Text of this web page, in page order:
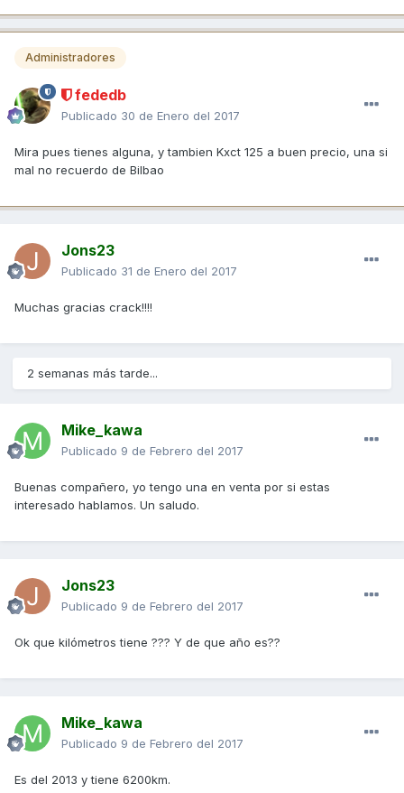
Administradores
fededb
Publicado 30 de Enero del 2017
Mira pues tienes alguna, y tambien Kxct 125 a buen precio, una si
mal no recuerdo de Bilbao
Jons23
Publicado 31 de Enero del 2017
Muchas gracias crack!!!!
2 semanas más tarde...
Mike_kawa
Publicado 9 de Febrero del 2017
Buenas compañero, yo tengo una en venta por si estas
interesado hablamos. Un saludo.
Jons23
Publicado 9 de Febrero del 2017
Ok que kilómetros tiene ??? Y de que año es??
Mike_kawa
Publicado 9 de Febrero del 2017
Es del 2013 y tiene 6200km.